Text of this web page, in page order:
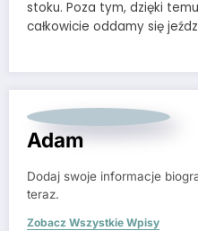
stoku. Poza tym, dzięki
całkowicie oddamy się
Adam
Dodaj swoje informacje
teraz.
Zobacz Wszystkie Wpisy